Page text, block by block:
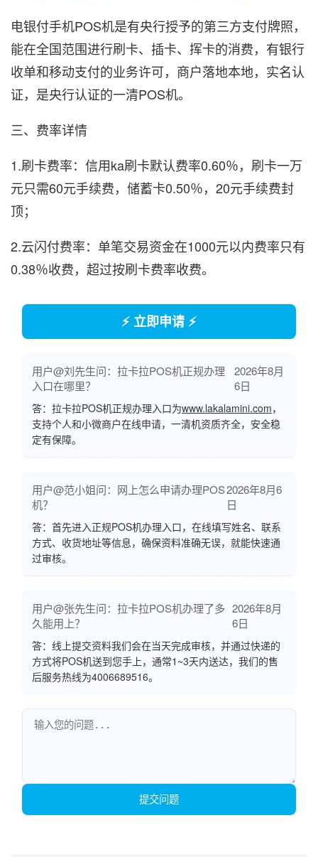
电银付手机POS机是有央行授予的第三方支付牌照，
能在全国范围进行刷卡、插卡、挥卡的消费，有银行
收单和移动支付的业务许可，商户落地本地，实名认
证，是央行认证的一清POS机。
三、费率详情
1.刷卡费率：信用ka刷卡默认费率0.60％，刷卡一万
元只需60元手续费，储蓄卡0.50％，20元手续费封
顶；
2.云闪付费率：单笔交易资金在1000元以内费率只有
0.38％收费，超过按刷卡费率收费。
⚡ 立即申请 ⚡
用户@刘先生问：拉卡拉POS机正规办理
入口在哪里？
2026年8月
6日
答：拉卡拉POS机正规办理入口为www.lakalamini.com，
支持个人和小微商户在线申请，一清机资质齐全，安全稳
定有保障。
用户@范小姐问：网上怎么申请办理POS
机？
2026年8月6
日
答：首先进入正规POS机办理入口，在线填写姓名、联系
方式、收货地址等信息，确保资料准确无误，就能快速通
过审核。
用户@张先生问：拉卡拉POS机办理了多
久能用上？
2026年8月
6日
答：线上提交资料我们会在当天完成审核，并通过快递的
方式将POS机送到您手上，通常1~3天内送达，我们的售
后服务热线为4006689516。
提交问题